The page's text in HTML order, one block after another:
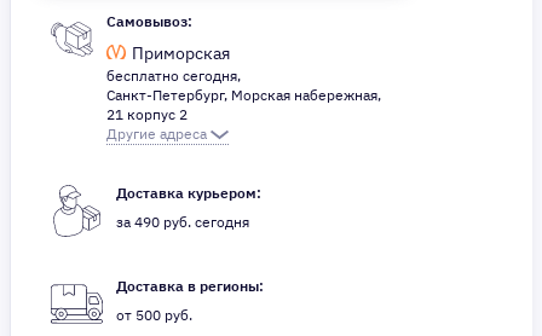
Самовывоз:
Приморская
бесплатно сегодня,
Санкт-Петербург, Морская набережная,
21 корпус 2
Другие адреса
Доставка курьером:
за 490 руб. сегодня
Доставка в регионы:
от 500 руб.